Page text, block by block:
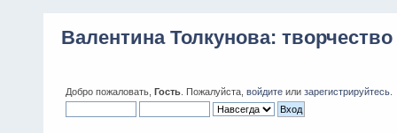
Валентина Толкунова:
Добро пожаловать, Гость . Пожалуйста, войдите или зарегистрируйтесь